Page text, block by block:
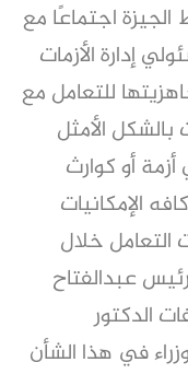
اجتماعًا مع
إدارة الأزمات
للتعامل مع
بالشكل الأمثل
أو كوارث
الإمكانيات
التعامل خلال
عبدالفتاح
الدكتور
في هذا الشأن